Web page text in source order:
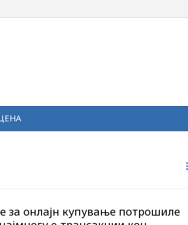
за онлајн купување потрошиле